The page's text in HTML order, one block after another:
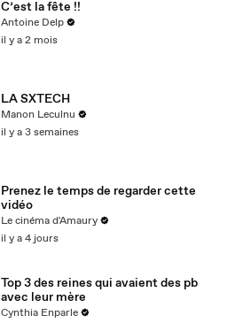
C’est la fête !!
Antoine Delp
il y a 2 mois
LA SXTECH
Manon Leculnu
il y a 3 semaines
Prenez le temps de regarder cette
vidéo
Le cinéma d'Amaury
il y a 4 jours
Top 3 des reines qui avaient des pb
avec leur mère
Cynthia Enparle